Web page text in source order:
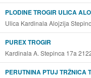
PLODINE TROGIR ULICA
Ulica Kardinala Alojzija
PUREX TROGIR
Kardinala A. Stepinca 17a
PERUTNINA PTUJ TRŽNICA